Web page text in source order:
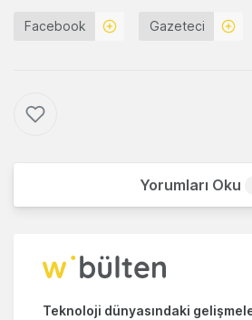
Facebook Gazeteci
Yorumları Oku
Teknoloji dünyasındaki